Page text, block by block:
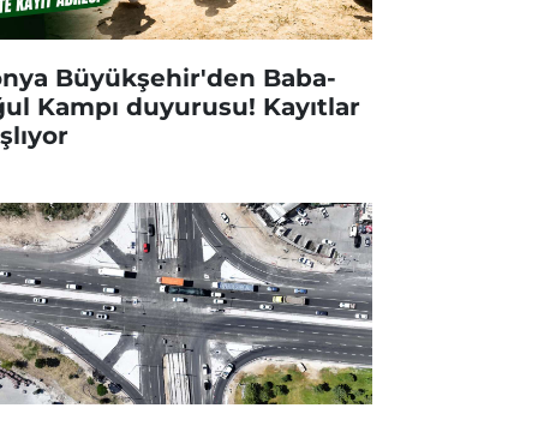
Büyükşehir'den Baba-
Kampı duyurusu! Kayıtlar